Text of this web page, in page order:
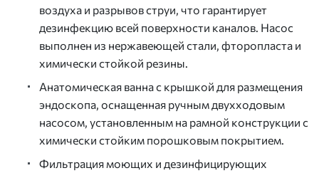
воздуха и разрывов струи, что гарантирует
дезинфекцию всей поверхности каналов. Насос
выполнен из нержавеющей стали, фторопласта и
химически стойкой резины.
Анатомическая ванна с крышкой для размещения
эндоскопа, оснащенная ручным двухходовым
насосом, установленным на рамной конструкции с
химически стойким порошковым покрытием.
Фильтрация моющих и дезинфицирующих